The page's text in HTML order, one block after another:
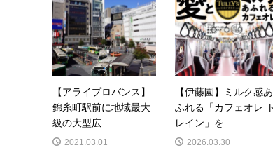
【アライプロバンス】
錦糸町駅前に地域最大
級の大型広...
2021.03.01
【伊藤園】ミルク感あ
ふれる「カフェオレ ト
レイン」を...
2026.03.30